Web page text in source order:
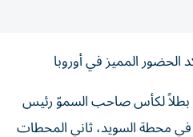
المميز في أوروبا
بطلاً لكأس صاحب السموّ رئيس
في محطة السويد، ثاني المحطات